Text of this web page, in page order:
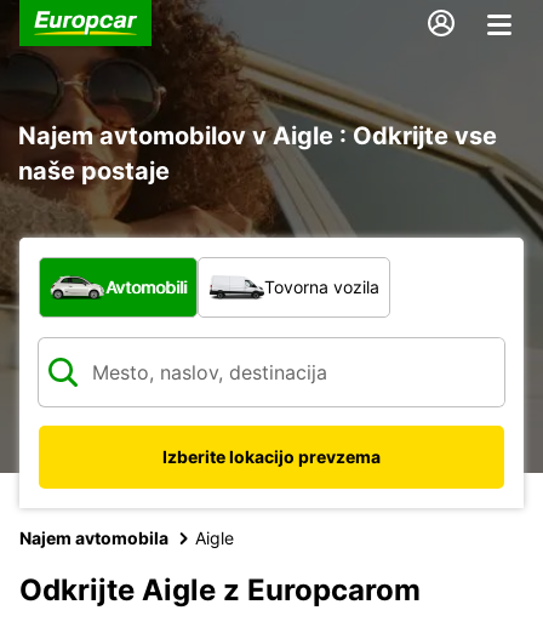
Najem avtomobilov v Aigle : Odkrijte vse
naše postaje
Katera vrsta vozila?
Avtomobili Tovorna vozila
Izberite lokacijo prevzema
Najem avtomobila Aigle
Odkrijte Aigle z Europcarom